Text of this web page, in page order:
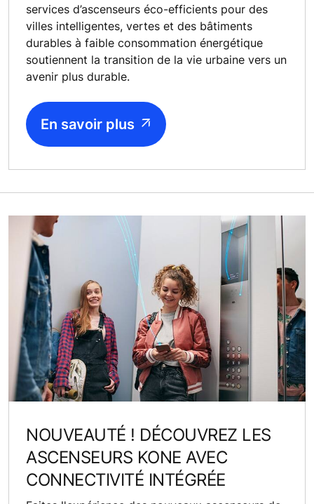
services d’ascenseurs éco-efficients pour des
villes intelligentes, vertes et des bâtiments
durables à faible consommation énergétique
soutiennent la transition de la vie urbaine vers un
avenir plus durable.
En savoir plus
NOUVEAUTÉ ! DÉCOUVREZ LES
ASCENSEURS KONE AVEC
CONNECTIVITÉ INTÉGRÉE